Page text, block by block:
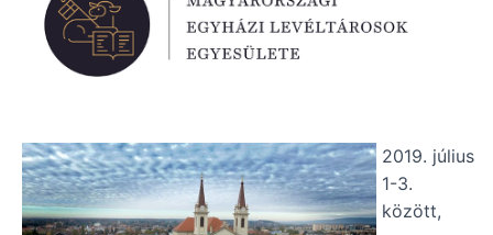
2019. július
1-3.
között,